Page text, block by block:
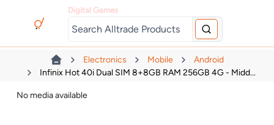
Digital Games
Electronics Mobile
Android
Infinix Hot 40i Dual SIM 8+8GB RAM 256GB 4G - Midd...
No media available